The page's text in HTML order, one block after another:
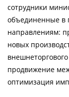
сотрудники
объединенные в
направлениям:
новых
продвижение
оптимизация